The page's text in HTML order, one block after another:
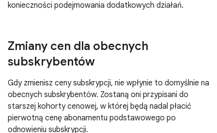
konieczności podejmowania dodatkowych działań.
Zmiany cen dla obecnych
subskrybentów
Gdy zmienisz ceny subskrypcji, nie wpłynie to domyślnie na
obecnych subskrybentów. Zostaną oni przypisani do
starszej kohorty cenowej, w której będą nadal płacić
pierwotną cenę abonamentu podstawowego po
odnowieniu subskrypcji.